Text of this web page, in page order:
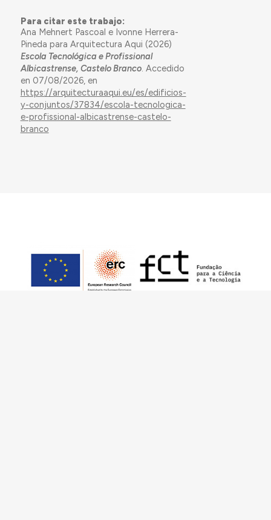
Para citar este trabajo:
Ana Mehnert Pascoal e Ivonne Herrera-
Pineda para Arquitectura Aqui (2026)
Escola Tecnológica e Profissional
Albicastrense, Castelo Branco. Accedido
en 07/08/2026, en
https://arquitecturaaqui.eu/es/edificios-
y-conjuntos/37834/escola-tecnologica-
e-profissional-albicastrense-castelo-
branco